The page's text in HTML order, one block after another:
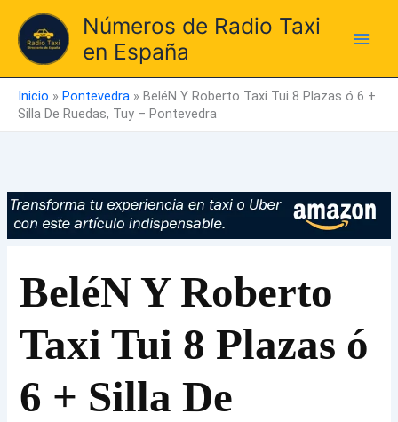
contenido
Números de Radio Taxi
en España
Inicio » Pontevedra » BeléN Y Roberto Taxi Tui 8 Plazas ó 6 +
Silla De Ruedas, Tuy – Pontevedra
BeléN Y Roberto
Taxi Tui 8 Plazas ó
6 + Silla De